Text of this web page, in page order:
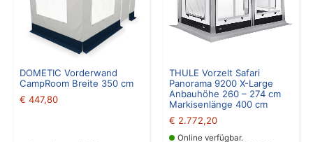
DOMETIC Vorderwand
CampRoom Breite 350 cm
€ 447,80
THULE Vorzelt Safari
Panorama 9200 X-Large
Anbauhöhe 260 – 274 cm
Markisenlänge 400 cm
€ 2.772,20
Online verfügbar.